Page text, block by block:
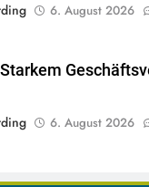
6. August 2026
6. August 2026